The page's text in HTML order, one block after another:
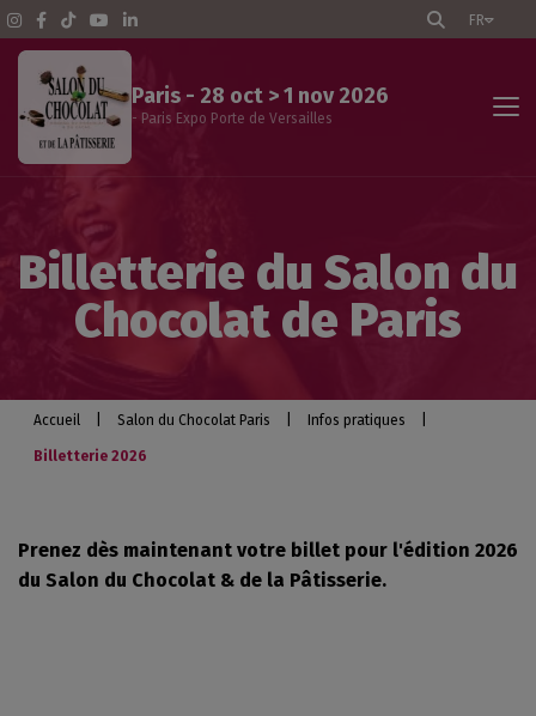
FR
Paris - 28 oct > 1 nov 2026
- Paris Expo Porte de Versailles
Accueil Paris
Le salon
Programme des animations
Visiteurs professionnels
Les exposants
Billetterie du Salon du
Chocolat de Paris
Accueil Salon du Chocolat Paris Infos pratiques
Billetterie 2026
Prenez dès maintenant votre billet pour l'édition 2026
du Salon du Chocolat & de la Pâtisserie.